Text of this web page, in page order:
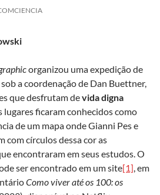
organizou uma expedição de
a coordenação de Dan Buettner,
que desfrutam devida digna
lugares ficaram conhecidos como
de um mapa onde Gianni Pes e
com círculos dessa cor as
encontraram em seus estudos. O
ser encontrado em um site[1], em
Como viver até os 100: os